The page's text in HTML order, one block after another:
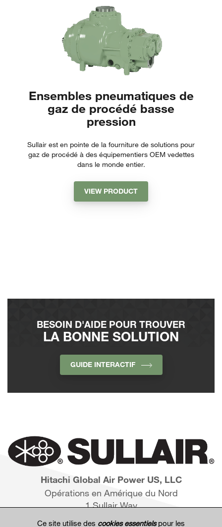
Ensembles pneumatiques de
gaz de procédé basse
pression
Sullair est en pointe de la fourniture de solutions pour
gaz de procédé à des équipementiers OEM vedettes
dans le monde entier.
VIEW PRODUCT
BESOIN D'AIDE POUR TROUVER
LA BONNE SOLUTION
GUIDE INTERACTIF
Hitachi Global Air Power US, LLC
Opérations en Amérique du Nord
1 Sullair Way
Ce site utilise des cookies essentielspour les